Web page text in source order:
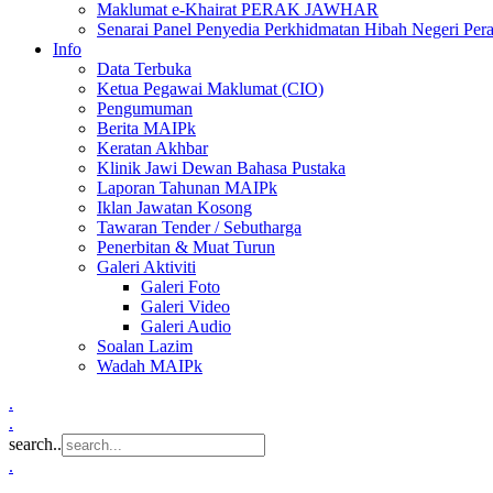
Maklumat e-Khairat PERAK JAWHAR
Senarai Panel Penyedia Perkhidmatan Hibah Negeri
Info
Data Terbuka
Ketua Pegawai Maklumat (CIO)
Pengumuman
Berita MAIPk
Keratan Akhbar
Klinik Jawi Dewan Bahasa Pustaka
Laporan Tahunan MAIPk
Iklan Jawatan Kosong
Tawaran Tender / Sebutharga
Penerbitan & Muat Turun
Galeri Aktiviti
Galeri Foto
Galeri Video
Galeri Audio
Soalan Lazim
Wadah MAIPk
.
.
search..
.